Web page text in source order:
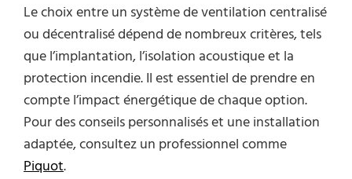
Le choix entre un système de ventilation centralisé
ou décentralisé dépend de nombreux critères, tels
que l’implantation, l’isolation acoustique et la
protection incendie. Il est essentiel de prendre en
compte l’impact énergétique de chaque option.
Pour des conseils personnalisés et une installation
adaptée, consultez un professionnel comme
Piquot.